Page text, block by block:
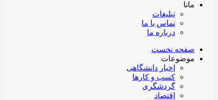
مانا
تبلیغات
تماس با ما
درباره ما
صفحه نخست
موضوعات
اخبار دانشگاهی
کسب و کارها
گردشگری
اقتصاد